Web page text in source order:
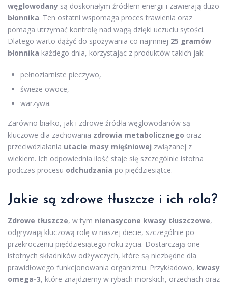
węglowodany są doskonałym źródłem energii i zawierają dużo
błonnika. Ten ostatni wspomaga proces trawienia oraz
pomaga utrzymać kontrolę nad wagą dzięki uczuciu sytości.
Dlatego warto dążyć do spożywania co najmniej 25 gramów
błonnika każdego dnia, korzystając z produktów takich jak:
pełnoziarniste pieczywo,
świeże owoce,
warzywa.
Zarówno białko, jak i zdrowe źródła węglowodanów są
kluczowe dla zachowania zdrowia metabolicznego oraz
przeciwdziałania utacie masy mięśniowej związanej z
wiekiem. Ich odpowiednia ilość staje się szczególnie istotna
podczas procesu odchudzania po pięćdziesiątce.
Jakie są zdrowe tłuszcze i ich rola?
Zdrowe tłuszcze, w tym nienasycone kwasy tłuszczowe,
odgrywają kluczową rolę w naszej diecie, szczególnie po
przekroczeniu pięćdziesiątego roku życia. Dostarczają one
istotnych składników odżywczych, które są niezbędne dla
prawidłowego funkcjonowania organizmu. Przykładowo, kwasy
omega-3, które znajdziemy w rybach morskich, orzechach oraz